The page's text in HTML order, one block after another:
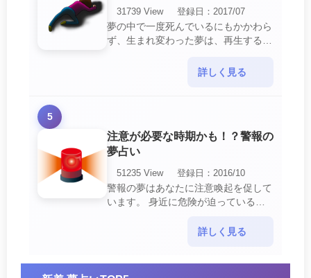
31739 View
登録日：2017/07
夢の中で一度死んでいるにもかかわら
ず、生まれ変わった夢は、再生する夢
あなたに関するすべての運気が上昇し
詳しく見る
5
注意が必要な時期かも！？警報の
夢占い
51235 View
登録日：2016/10
警報の夢はあなたに注意喚起を促して
います。 身近に危険が迫っている暗
て危機を回避する事が必要です。 ま
詳しく見る